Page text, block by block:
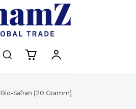
Bio-Safran (20 Gramm)